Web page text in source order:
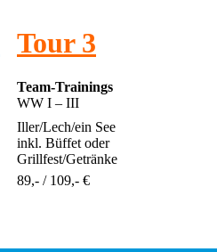
Tour 3
Team-Trainings
WW I – III
Iller/Lech/ein See
inkl. Büffet oder
Grillfest/Getränke
89,- / 109,- €